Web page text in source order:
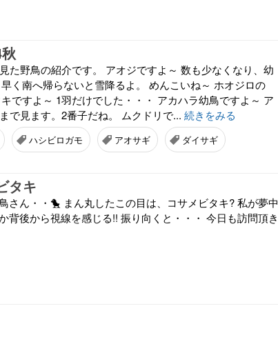
た野鳥の紹介です。 アオジですよ～ 数も少なくなり、幼
く南へ帰らないと雪降るよ。 めんこいね～ ホオジロの
ですよ～ 1羽だけでした・・・ アカハラ幼鳥ですよ～ ア
で見ます。2番子だね。 ムクドリで... 続きをみる
ハシビロガモ アオサギ ダイサギ
タキ
さん・・🐤 まん丸したこの目は、コサメビタキ? 私が夢中
背後から視線を感じる!! 振り向くと・・・ 今日も訪問頂き